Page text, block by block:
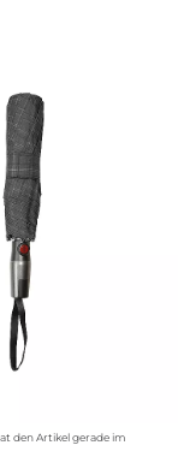
den Artikel gerade im